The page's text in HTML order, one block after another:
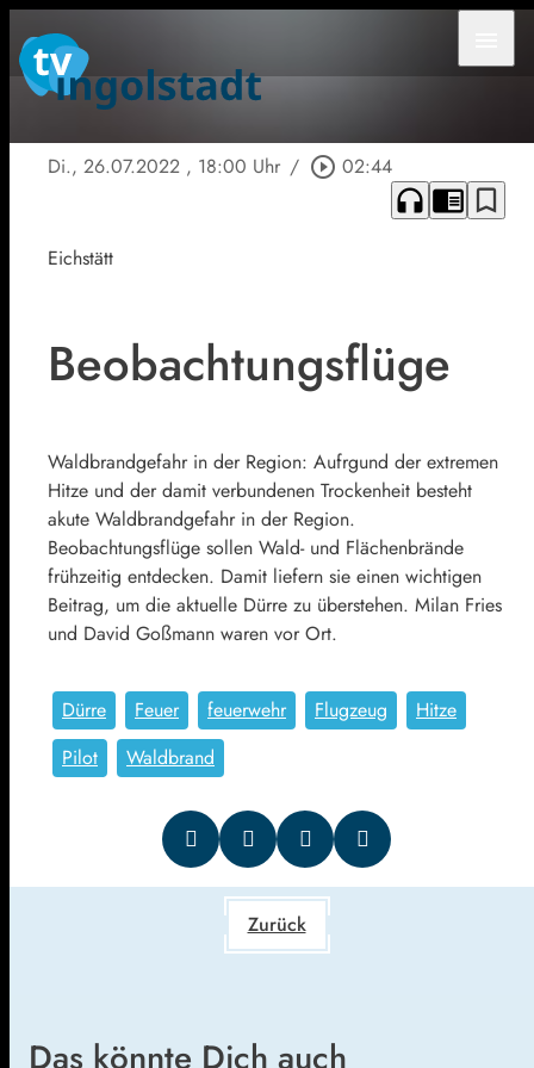
Di., 26.07.2022 , 18:00 Uhr / play_circle_outline 02:44
headphones chrome_reader_mode bookmark_border
Eichstätt
Beobachtungsflüge
Waldbrandgefahr in der Region: Aufrgund der extremen
Hitze und der damit verbundenen Trockenheit besteht
akute Waldbrandgefahr in der Region.
Beobachtungsflüge sollen Wald- und Flächenbrände
frühzeitig entdecken. Damit liefern sie einen wichtigen
Beitrag, um die aktuelle Dürre zu überstehen. Milan Fries
und David Goßmann waren vor Ort.
Dürre Feuer feuerwehr Flugzeug
Hitze
Pilot
Waldbrand
Zurück
Das könnte Dich auch